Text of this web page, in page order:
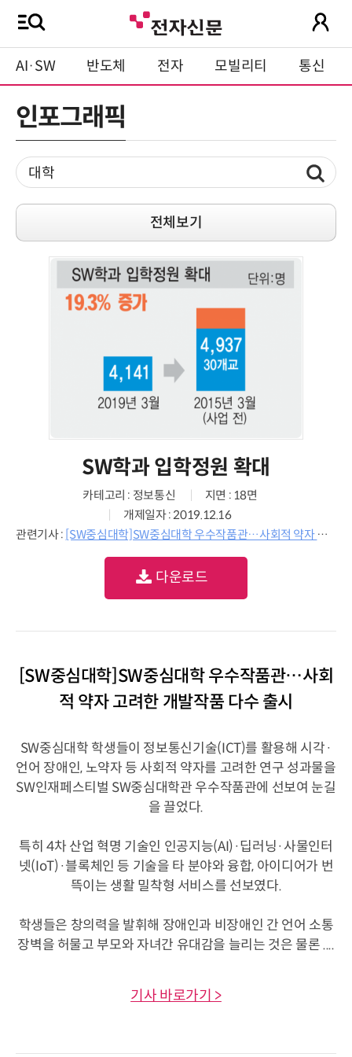
AI·SW 반도체 전자 모빌리티 통신
인포그래픽
전체보기
SW학과 입학정원 확대
카테고리 : 정보통신
지면 : 18면
개제일자 : 2019.12.16
관련기사 : [SW중심대학]SW중심대학 우수작품관…사회적 약자 고려한 개발작품 다수 출시
다운로드
[SW중심대학]SW중심대학 우수작품관…사회
적 약자 고려한 개발작품 다수 출시
SW중심대학 학생들이 정보통신기술(ICT)를 활용해 시각·
언어 장애인, 노약자 등 사회적 약자를 고려한 연구 성과물을
SW인재페스티벌 SW중심대학관 우수작품관에 선보여 눈길
을 끌었다.
특히 4차 산업 혁명 기술인 인공지능(AI)·딥러닝·사물인터
넷(IoT)·블록체인 등 기술을 타 분야와 융합, 아이디어가 번
뜩이는 생활 밀착형 서비스를 선보였다.
학생들은 창의력을 발휘해 장애인과 비장애인 간 언어 소통
장벽을 허물고 부모와 자녀간 유대감을 늘리는 것은 물론 ....
기사 바로가기 >